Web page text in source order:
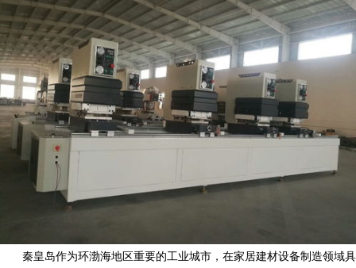
秦皇岛作为环渤海地区重要的工业城市，在家居建材设备制造领域具